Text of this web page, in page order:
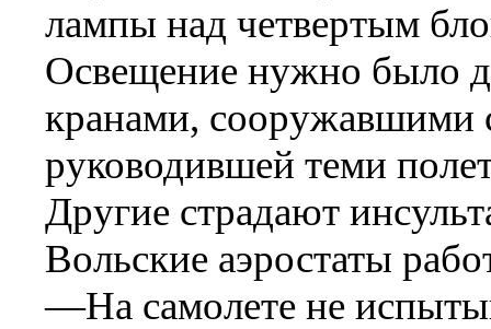
лампы над четвертым
Освещение нужно было
кранами, сооружавшими
руководившей теми
Другие страдают
Вольские аэростаты
—На самолете не